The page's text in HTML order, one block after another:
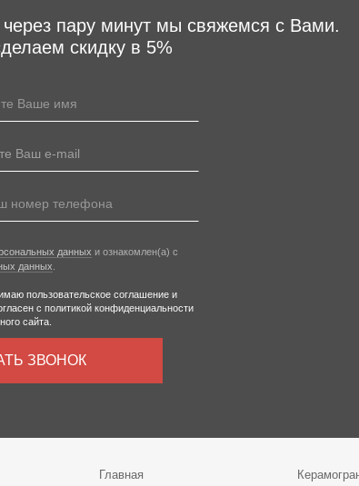
пару минут мы свяжемся с Вами.
скидку в 5%
данных и ознакомлен(а) с
данных
пользовательское соглашение и
с политикой конфиденциальности
сайта.
ЗВОНОК
Главная